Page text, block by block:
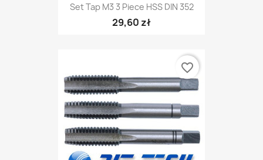
Set Tap M3 3 Piece HSS DIN 352
29,60 zł
favorite_border